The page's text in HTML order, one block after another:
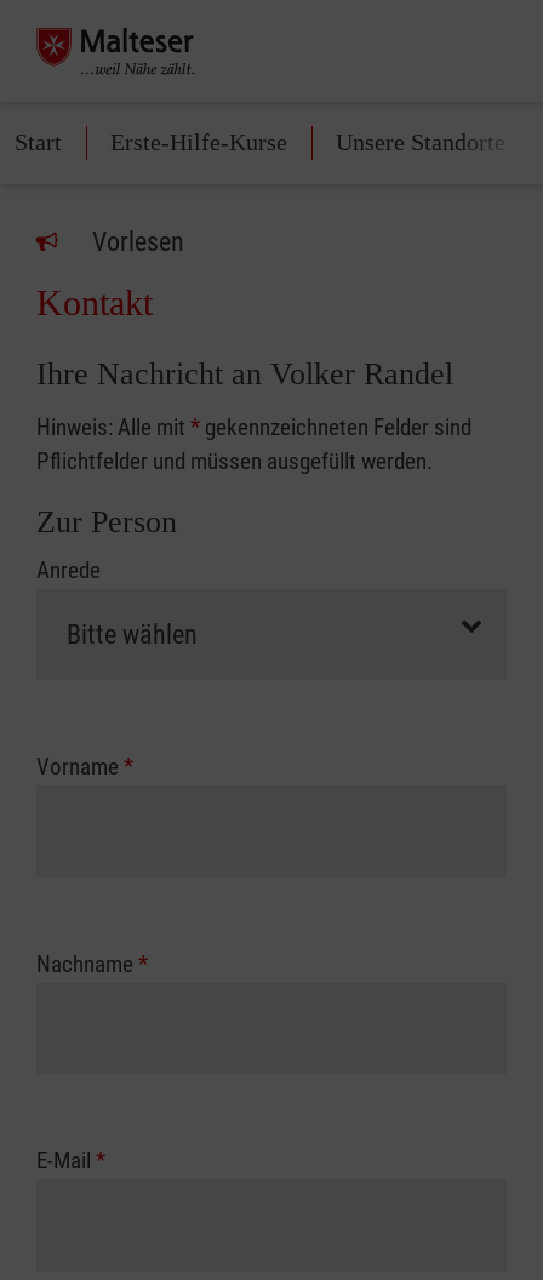
Start Erste-Hilfe-Kurse Unsere Standorte
Vorlesen
Kontakt
Ihre Nachricht an Volker Randel
Hinweis: Alle mit * gekennzeichneten Felder sind
Pflichtfelder und müssen ausgefüllt werden.
Zur Person
Anrede
Vorname *
Nachname *
E-Mail *